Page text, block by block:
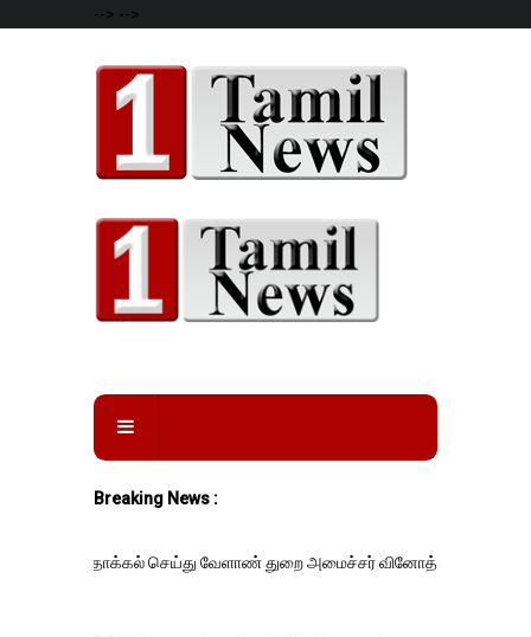
--> -->
Breaking News :
செய்து வேளாண் துறை அமைச்சர் வினோத் வாசித்து வருகிறார். �.